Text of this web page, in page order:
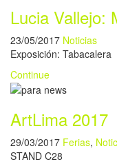
Lucia Vallejo:
23/05/2017 Noticias
Exposición: Tabacalera
Continue
ArtLima 2017
29/03/2017 Ferias,
STAND C28